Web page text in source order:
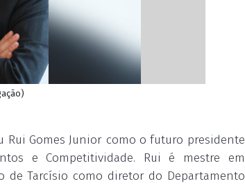
Rui Gomes Junior como o futuro presidente
e Competitividade. Rui é mestre em
de Tarcísio como diretor do Departamento